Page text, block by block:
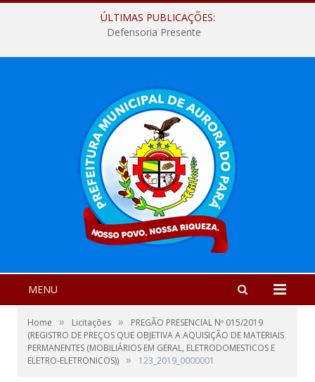
ÚLTIMAS PUBLICAÇÕES:
Defensoria Presente
MENU
Home » Licitações »
PREGÃO PRESENCIAL Nº 015/2019
(REGISTRO DE PREÇOS QUE OBJETIVA A AQUISIÇÃO DE MATERIAIS
PERMANENTES (MOBILIÁRIOS EM GERAL, ELETRODOMESTICOS E
ELETRO-ELETRONICOS)) » 123_2019_0000001